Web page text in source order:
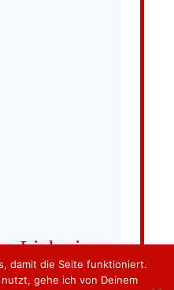
Liebe im
damit die Seite funktioniert.
gehe ich von Deinem